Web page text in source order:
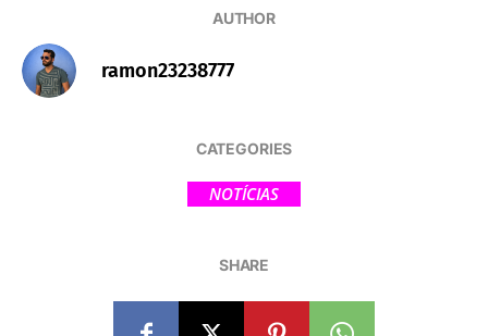
AUTHOR
ramon23238777
CATEGORIES
NOTÍCIAS
SHARE